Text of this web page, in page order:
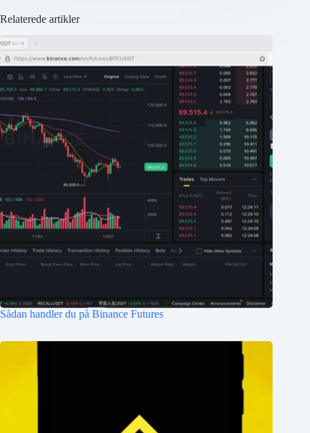
Relaterede artikler
Sådan handler du på Binance Futures